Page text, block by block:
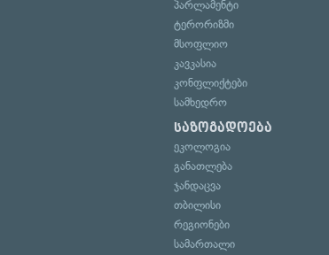
პარლამენტი
ტერორიზმი
მსოფლიო
კავკასია
კონფლიქტები
სამხედრო
საზოგადოება
ეკოლოგია
განათლება
ჯანდაცვა
თბილისი
რეგიონები
სამართალი